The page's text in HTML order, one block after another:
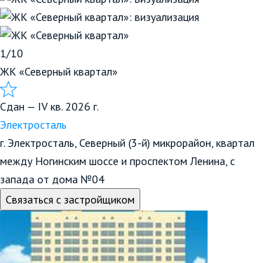
1/10
ЖК «Северный квартал»
Сдан — IV кв. 2026 г.
Электросталь
г. Электросталь, Северный (3-й) микрорайон, квартал
между Ногинским шоссе и проспектом Ленина, с
запада от дома №04
Связаться с застройщиком